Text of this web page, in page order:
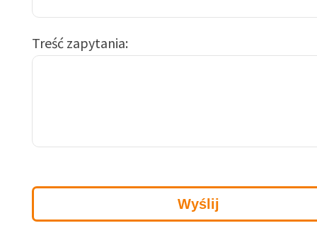
Treść zapytania